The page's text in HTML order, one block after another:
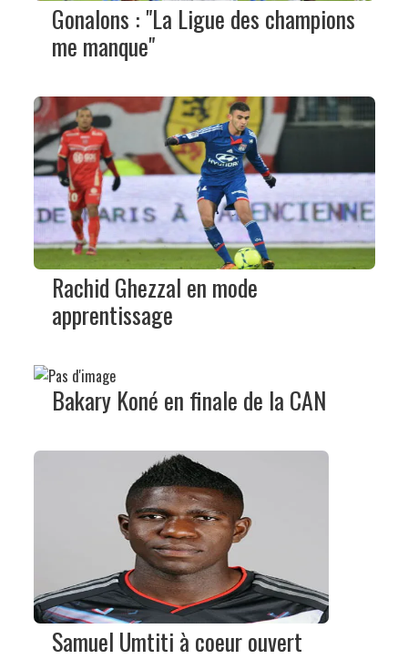
Gonalons : "La Ligue des champions
me manque"
Rachid Ghezzal en mode
apprentissage
Bakary Koné en finale de la CAN
Samuel Umtiti à coeur ouvert